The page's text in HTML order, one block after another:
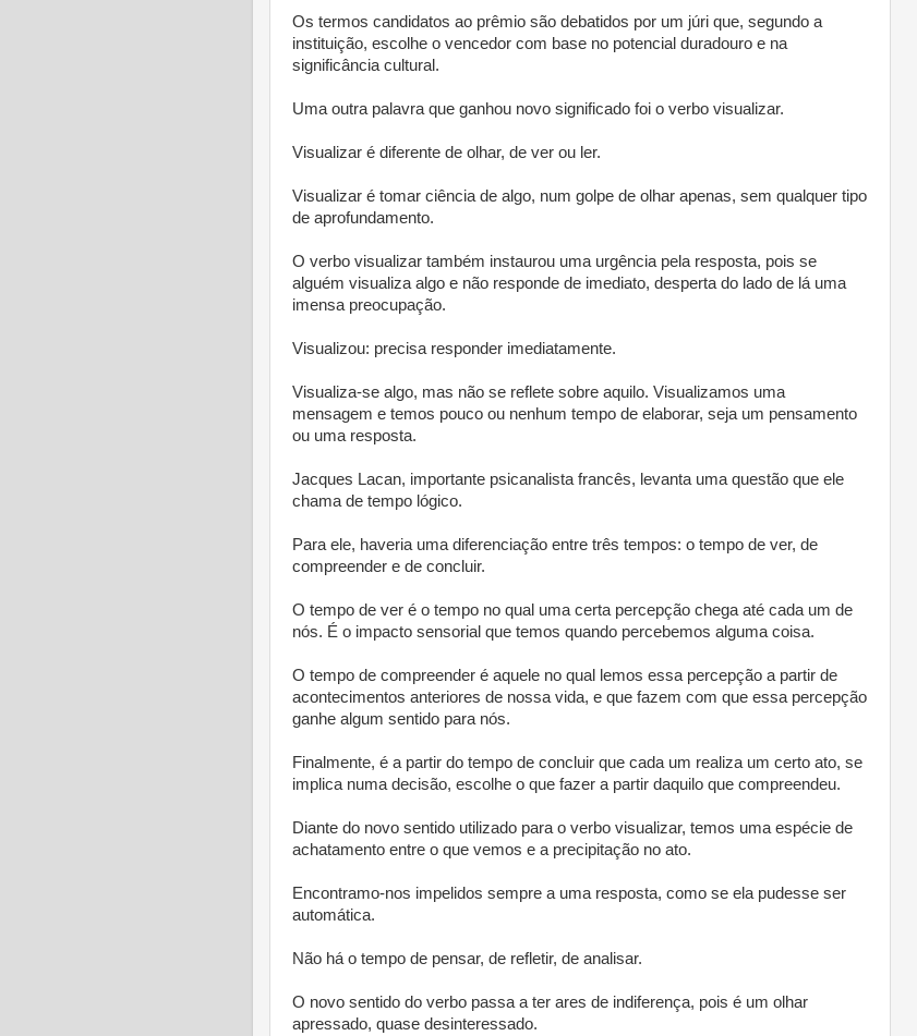
Os termos candidatos ao prêmio são debatidos por um júri que, segundo a
instituição, escolhe o vencedor com base no potencial duradouro e na
significância cultural.
Uma outra palavra que ganhou novo significado foi o verbo visualizar.
Visualizar é diferente de olhar, de ver ou ler.
Visualizar é tomar ciência de algo, num golpe de olhar apenas, sem qualquer tipo
de aprofundamento.
O verbo visualizar também instaurou uma urgência pela resposta, pois se
alguém visualiza algo e não responde de imediato, desperta do lado de lá uma
imensa preocupação.
Visualizou: precisa responder imediatamente.
Visualiza-se algo, mas não se reflete sobre aquilo. Visualizamos uma
mensagem e temos pouco ou nenhum tempo de elaborar, seja um pensamento
ou uma resposta.
Jacques Lacan, importante psicanalista francês, levanta uma questão que ele
chama de tempo lógico.
Para ele, haveria uma diferenciação entre três tempos: o tempo de ver, de
compreender e de concluir.
O tempo de ver é o tempo no qual uma certa percepção chega até cada um de
nós. É o impacto sensorial que temos quando percebemos alguma coisa.
O tempo de compreender é aquele no qual lemos essa percepção a partir de
acontecimentos anteriores de nossa vida, e que fazem com que essa percepção
ganhe algum sentido para nós.
Finalmente, é a partir do tempo de concluir que cada um realiza um certo ato, se
implica numa decisão, escolhe o que fazer a partir daquilo que compreendeu.
Diante do novo sentido utilizado para o verbo visualizar, temos uma espécie de
achatamento entre o que vemos e a precipitação no ato.
Encontramo-nos impelidos sempre a uma resposta, como se ela pudesse ser
automática.
Não há o tempo de pensar, de refletir, de analisar.
O novo sentido do verbo passa a ter ares de indiferença, pois é um olhar
apressado, quase desinteressado.